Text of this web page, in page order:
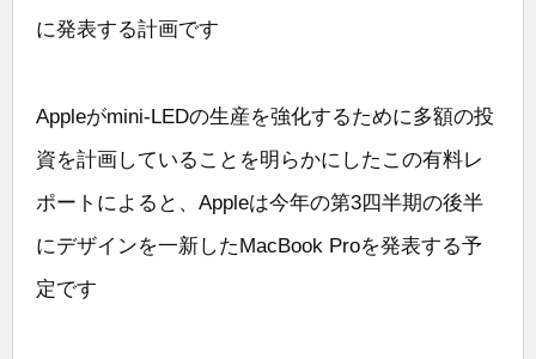
に発表する計画です
Appleがmini-LEDの生産を強化するために多額の投
資を計画していることを明らかにしたこの有料レ
ポートによると、Appleは今年の第3四半期の後半
にデザインを一新したMacBook Proを発表する予
定です